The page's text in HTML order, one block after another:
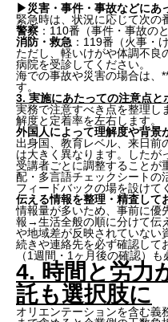
▶︎災害・事件・事故などにあ
緊急時は、状況に応じて次の
警察 ：110番（事件・事故のと
消防・救急 ：119番（火事・
ただし、軽いけがや体調不良
病院を受診してください。
海での事故や災害の場合は、
す。
3. 実施にあたっての注意点と
実務で注意すべき点を整理し
解度と定着率を左右します。
外国人によって理解度や背景
出身国、教育レベル、来日前
は大きく異なります。したが
受講者ごとに調整することが
配・多言語チェックシートの
フィードバックの場を設けて
伝える情報を整理・精査して
情報量が多いため、事前に優
報→生活全般の順に分けて伝
や地域差が反映されていない
続きや連絡先を必ず確認して
（1週間・1ヶ月後の確認）も
4. 時間と労力
託も選択肢に
オリエンテーションを含む義